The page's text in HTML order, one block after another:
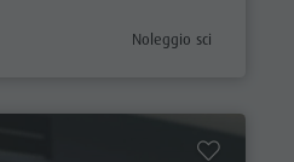
aria.poi_category_prefix
Noleggio sci